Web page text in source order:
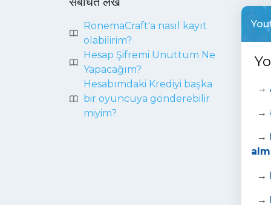
RonemaCraft'a nasıl kayıt
olabilirim?
Hesap Şifremi Unuttum Ne
Yapacağım?
Hesabımdaki Krediyi başka
bir oyuncuya gönderebilir
miyim?
→
→
→
→
→